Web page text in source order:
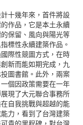
十幾年來，首件將設
作品，它是本土永續
保留、風向與陽光等
標性永續建築作品。
際性競圖方式，在時
新而能如期完成，九
圖書館。此外，兩案
個因政策需要在一年
現了大元聯合事務所
自我挑戰與超越的能
力，看到了台灣建築
貴的里程碑，對台灣